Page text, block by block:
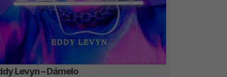
Levyn – Dámelo